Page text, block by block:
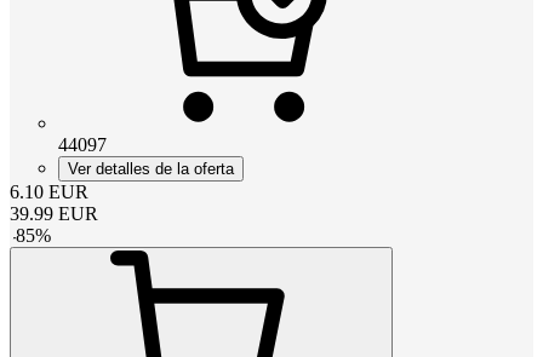
44097
Ver detalles de la oferta
6.10 EUR
39.99 EUR
-85%